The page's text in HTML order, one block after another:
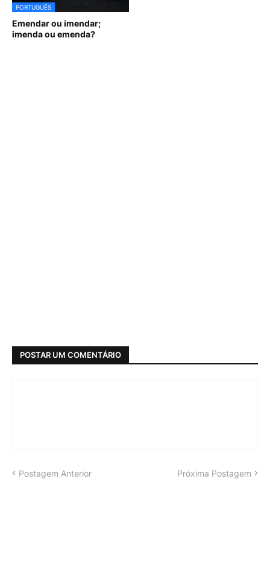
PORTUGUÊS
Emendar ou imendar;
imenda ou emenda?
POSTAR UM COMENTÁRIO
Postagem Anterior Próxima Postagem